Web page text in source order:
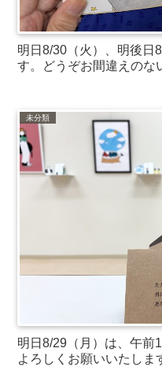
明日8/30（火）、明後日
す。どうぞお間違えのな
未分類
明日8/29（月）は、午前
よろしくお願いいたしま